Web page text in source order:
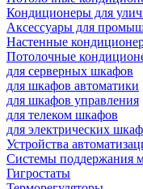
Кондиционеры для
Аксессуары для
Настенные
Потолочные
для серверных шкафов
для шкафов автоматики
для шкафов управления
для телеком шкафов
для электрических
Устройства
Системы поддержания
Гигростаты